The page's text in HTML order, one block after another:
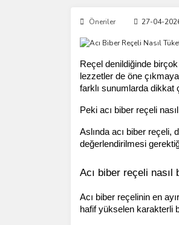
Öneriler 27-04-
Reçel denildiğinde
lezzetler de öne
farklı sunumlarda dikkat
Peki acı biber reçeli
Aslında acı biber reçeli,
değerlendirilmesi
Acı biber reçeli
Acı biber reçelinin en
hafif yükselen karakterli